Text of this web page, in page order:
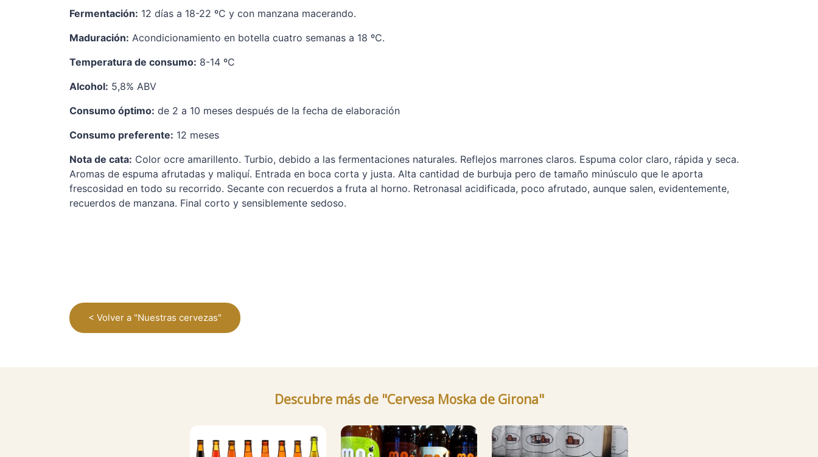
Fermentación: 12 días a 18-22 ºC y con manzana macerando.
Maduración: Acondicionamiento en botella cuatro semanas a 18 ºC.
Temperatura de consumo: 8-14 ºC
Alcohol: 5,8% ABV
Consumo óptimo: de 2 a 10 meses después de la fecha de elaboración
Consumo preferente: 12 meses
Nota de cata: Color ocre amarillento. Turbio, debido a las fermentaciones naturales. Reflejos marrones claros. Espuma color claro, rápida y seca.
Aromas de espuma afrutadas y maliquí. Entrada en boca corta y justa. Alta cantidad de burbuja pero de tamaño minúsculo que le aporta
frescosidad en todo su recorrido. Secante con recuerdos a fruta al horno. Retronasal acidificada, poco afrutado, aunque salen, evidentemente,
recuerdos de manzana. Final corto y sensiblemente sedoso.
< Volver a "Nuestras cervezas"
Descubre más de "Cervesa Moska de Girona"